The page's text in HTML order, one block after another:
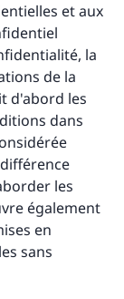
et aux
la
de la
d'abord les
dans
les
également
en
sans